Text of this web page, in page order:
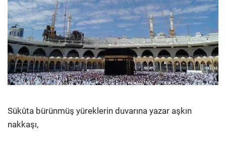
Sükûta bürünmüş yüreklerin duvarına yazar aşkın
nakkaşı,